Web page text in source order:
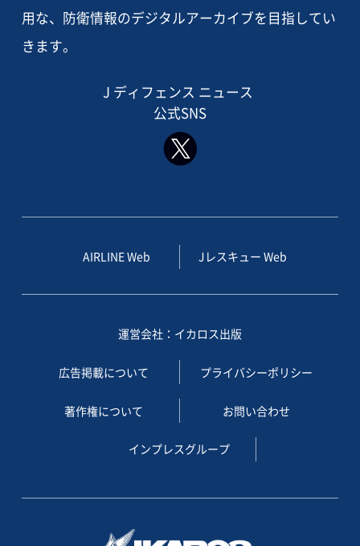
用な、防衛情報のデジタルアーカイブを目指してい
きます。
J ディフェンス ニュース
公式SNS
AIRLINE Web Jレスキュー Web
運営会社：イカロス出版
広告掲載について プライバシーポリシー
著作権について お問い合わせ
インプレスグループ